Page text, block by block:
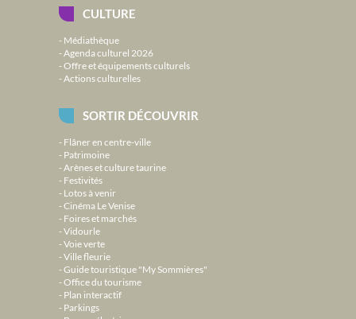
CULTURE
Médiathèque
Agenda culturel 2026
Offre et équipements culturels
Actions culturelles
SORTIR DÉCOUVRIR
Flâner en centre-ville
Patrimoine
Arènes et culture taurine
Festivités
Lotos à venir
Cinéma Le Venise
Foires et marchés
Vidourle
Voie verte
Ville fleurie
Guide touristique "My Sommières"
Office du tourisme
Plan interactif
Parkings